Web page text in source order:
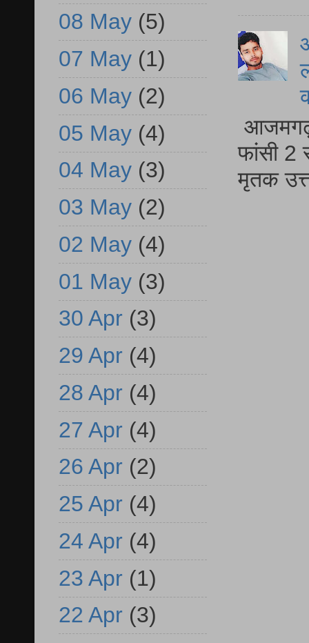
आजमगढ़
फांसी 2
मृतक
08 May (5)
07 May (1)
06 May (2)
05 May (4)
04 May (3)
03 May (2)
02 May (4)
01 May (3)
30 Apr (3)
29 Apr (4)
28 Apr (4)
27 Apr (4)
26 Apr (2)
25 Apr (4)
24 Apr (4)
23 Apr (1)
22 Apr (3)